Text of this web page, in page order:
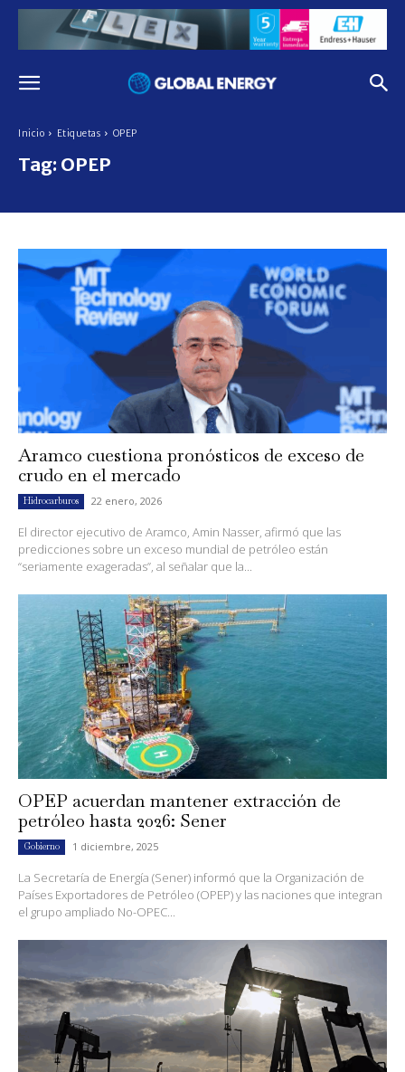
Inicio Etiquetas OPEP
Tag: OPEP
Aramco cuestiona pronósticos de exceso de
crudo en el mercado
Hidrocarburos 22 enero, 2026
El director ejecutivo de Aramco, Amin Nasser, afirmó que las
predicciones sobre un exceso mundial de petróleo están
“seriamente exageradas”, al señalar que la...
OPEP acuerdan mantener extracción de
petróleo hasta 2026: Sener
Gobierno 1 diciembre, 2025
La Secretaría de Energía (Sener) informó que la Organización de
Países Exportadores de Petróleo (OPEP) y las naciones que integran
el grupo ampliado No-OPEC...